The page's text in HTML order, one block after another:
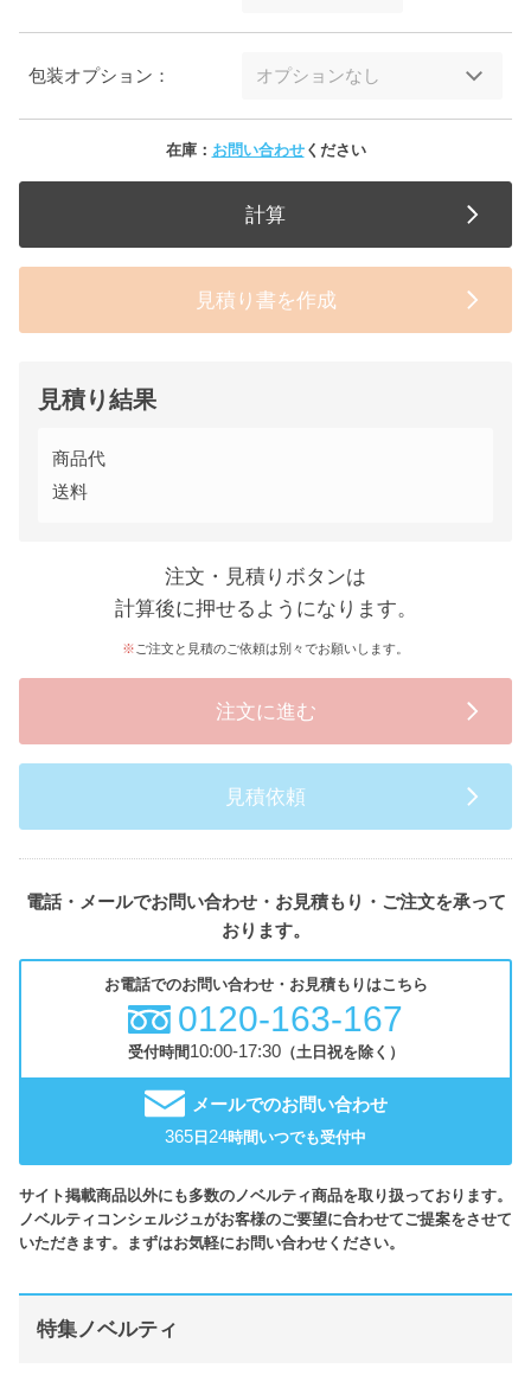
包装オプション：
在庫： お問い合わせください
計算
見積り書を作成
見積り結果
商品代
送料
注文・見積りボタンは
計算後に押せるようになります。
ご注文と見積のご依頼は別々でお願いします。
注文に進む
見積依頼
電話・メールでお問い合わせ・お見積もり・ご注文を承って
おります。
お電話でのお問い合わせ・お見積もりはこちら
0120-163-167
受付時間10:00-17:30（土日祝を除く）
メールでのお問い合わせ
365 日 24時間いつでも受付中
サイト掲載商品以外にも多数のノベルティ商品を取り扱っております。
ノベルティコンシェルジュがお客様のご要望に合わせてご提案をさせて
いただきます。まずはお気軽にお問い合わせください。
特集ノベルティ